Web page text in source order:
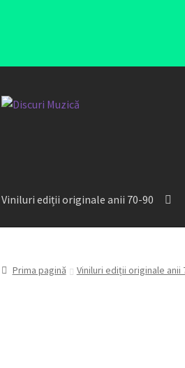
Viniluri ediții originale anii 70-90
Prima pagină Viniluri ediții originale anii